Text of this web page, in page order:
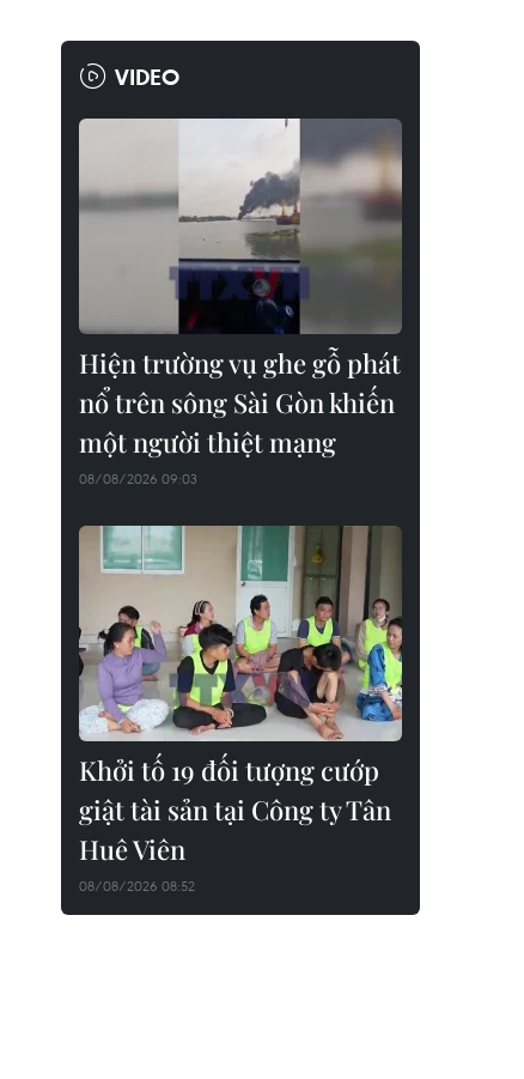
VIDEO
Hiện trường vụ ghe gỗ phát
nổ trên sông Sài Gòn khiến
một người thiệt mạng
08/08/2026 09:03
Khởi tố 19 đối tượng cướp
giật tài sản tại Công ty Tân
Huê Viên
08/08/2026 08:52